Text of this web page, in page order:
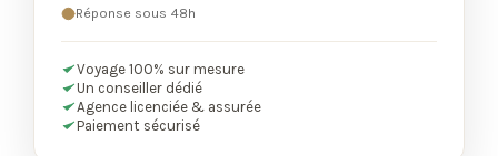
Réponse sous 48h
Voyage 100% sur mesure
Un conseiller dédié
Agence licenciée & assurée
Paiement sécurisé